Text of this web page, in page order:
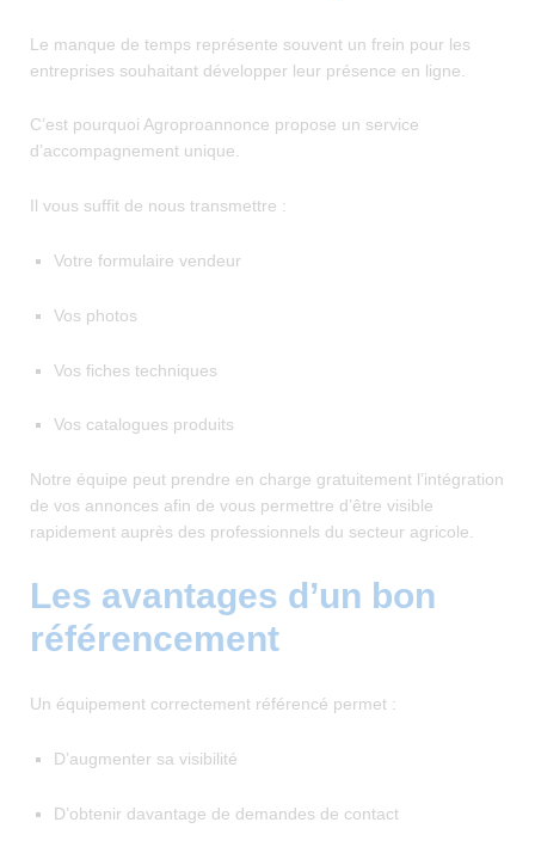
Le manque de temps représente souvent un frein pour les
entreprises souhaitant développer leur présence en ligne.
C’est pourquoi Agroproannonce propose un service
d’accompagnement unique.
Il vous suffit de nous transmettre :
Votre formulaire vendeur
Vos photos
Vos fiches techniques
Vos catalogues produits
Notre équipe peut prendre en charge gratuitement l’intégration
de vos annonces afin de vous permettre d’être visible
rapidement auprès des professionnels du secteur agricole.
Les avantages d’un bon
référencement
Un équipement correctement référencé permet :
D’augmenter sa visibilité
D’obtenir davantage de demandes de contact